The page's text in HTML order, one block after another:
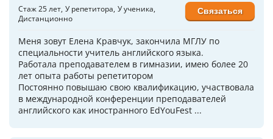
Стаж 25 лет У репетитора У ученика
Дистанционно
Меня зовут Елена Кравчук, закончила МГЛУ по
специальности учитель английского языка.
Работала преподавателем в гимназии, имею более 20
лет опыта работы репетитором
Постоянно повышаю свою квалификацию, участвовала
в международной конференции преподавателей
английского как иностранного EdYouFest ...
Связаться